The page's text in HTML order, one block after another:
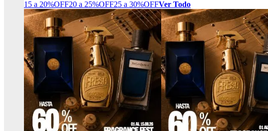
15 a 20%OFF20 a 25%OFF25 a 30%OFFVer Todo